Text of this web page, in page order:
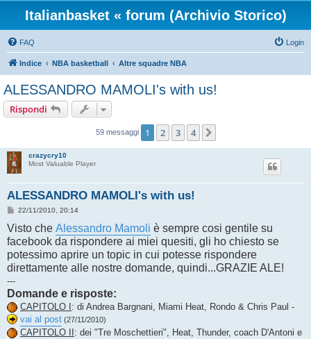
Italianbasket « forum (Archivio Storico)
FAQ Login
Indice NBA basketball Altre squadre NBA
ALESSANDRO MAMOLI's with us!
Rispondi
59 messaggi 1 2 3 4
crazycry10
Most Valuable Player
ALESSANDRO MAMOLI's with us!
M
s
s
a
g
g
i
22/11/2010, 20:14
Visto che Alessandro Mamoli è sempre cosi gentile su
facebook da rispondere ai miei quesiti, gli ho chiesto se
potessimo aprire un topic in cui potesse rispondere
direttamente alle nostre domande, quindi...GRAZIE ALE!
---
Domande e risposte:
CAPITOLO I : di Andrea Bargnani, Miami Heat, Rondo & Chris Paul -
vai al post (27/11/2010)
CAPITOLO II : dei "Tre Moschettieri", Heat, Thunder, coach D'Antoni e